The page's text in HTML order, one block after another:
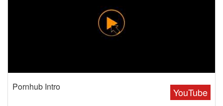
YouTube
Pornhub Intro